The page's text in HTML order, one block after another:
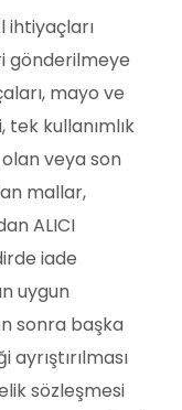
ihtiyaçları
gönderilmeye
mayo ve
kullanımlık
veya son
mallar,
ALICI
iade
uygun
sonra başka
sözleşmesi